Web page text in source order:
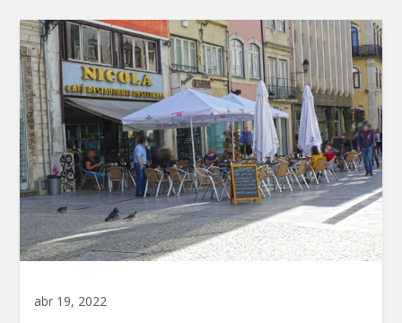
abr 19, 2022